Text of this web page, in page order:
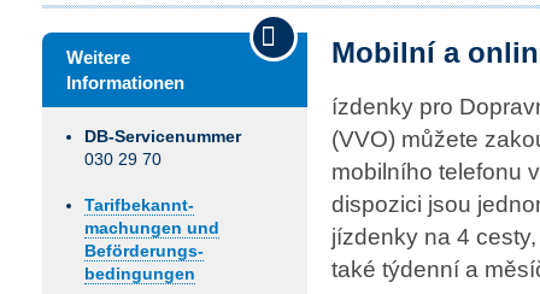
Weitere
Informationen
DB-Service­num­mer
030 29 70
Tarif­bekannt­
machungen und
Beförderungs­
bedingungen
Mobilní a
ízdenky pro
(VVO) můžete
mobilního telefonu
dispozici jsou
jízdenky na 4
také týdenní a